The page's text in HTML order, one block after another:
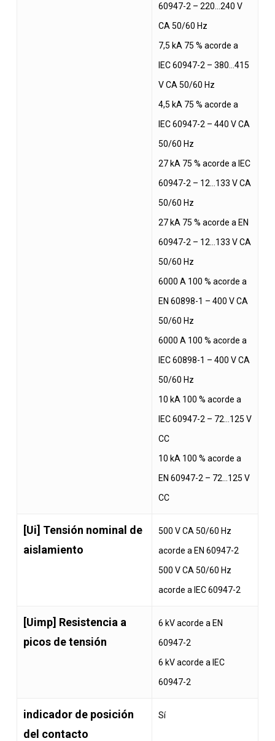
60947-2 – 220…240 V
CA 50/60 Hz
7,5 kA 75 % acorde a
IEC 60947-2 – 380…415
V CA 50/60 Hz
4,5 kA 75 % acorde a
IEC 60947-2 – 440 V CA
50/60 Hz
27 kA 75 % acorde a IEC
60947-2 – 12…133 V CA
50/60 Hz
27 kA 75 % acorde a EN
60947-2 – 12…133 V CA
50/60 Hz
6000 A 100 % acorde a
EN 60898-1 – 400 V CA
50/60 Hz
6000 A 100 % acorde a
IEC 60898-1 – 400 V CA
50/60 Hz
10 kA 100 % acorde a
IEC 60947-2 – 72…125 V
CC
10 kA 100 % acorde a
EN 60947-2 – 72…125 V
CC
[Ui] Tensión nominal de
aislamiento
500 V CA 50/60 Hz
acorde a EN 60947-2
500 V CA 50/60 Hz
acorde a IEC 60947-2
[Uimp] Resistencia a
picos de tensión
6 kV acorde a EN
60947-2
6 kV acorde a IEC
60947-2
indicador de posición
del contacto
Sí